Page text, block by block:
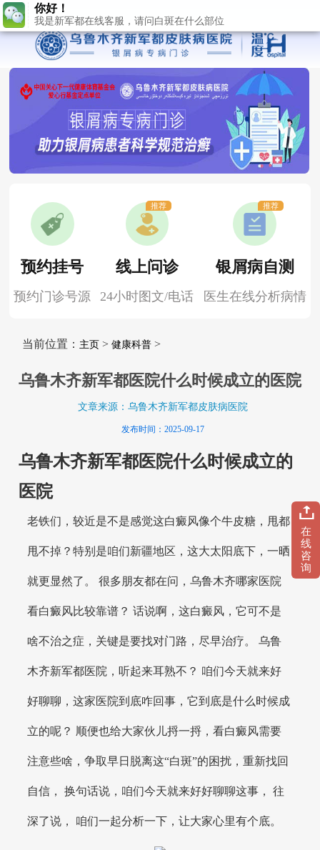
预约挂号
预约门诊号源
线上问诊
24小时图文/电话
推荐
银屑病自测
医生在线分析病情
推荐
当前位置： 主页> 健康科普>
乌鲁木齐新军都医院什么时候成立的医院
文章来源：乌鲁木齐新军都皮肤病医院
发布时间：2025-09-17
乌鲁木齐新军都医院什么时候成立的
医院
老铁们，较近是不是感觉这白癜风像个牛皮糖，甩都
甩不掉？特别是咱们新疆地区，这大太阳底下，一晒
就更显然了。 很多朋友都在问，乌鲁木齐哪家医院
看白癜风比较靠谱？ 话说啊，这白癜风，它可不是
啥不治之症，关键是要找对门路，尽早治疗。 乌鲁
木齐新军都医院，听起来耳熟不？ 咱们今天就来好
好聊聊，这家医院到底咋回事，它到底是什么时候成
立的呢？ 顺便也给大家伙儿捋一捋，看白癜风需要
注意些啥，争取早日脱离这“白斑”的困扰，重新找回
自信， 换句话说，咱们今天就来好好聊聊这事， 往
深了说， 咱们一起分析一下，让大家心里有个底。
在
线
咨
询